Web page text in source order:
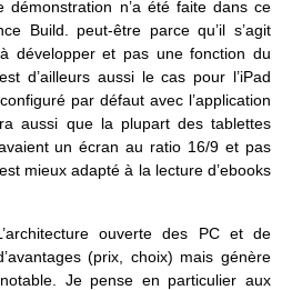
démonstration n’a été faite dans ce
Build. peut-être parce qu’il s’agit
développer et pas une fonction du
d’ailleurs aussi le cas pour l’iPad
par défaut avec l’application
aussi que la plupart des tablettes
un écran au ratio 16/9 et pas
mieux adapté à la lecture d’ebooks
ouverte des PC et de
(prix, choix) mais génère
Je pense en particulier aux